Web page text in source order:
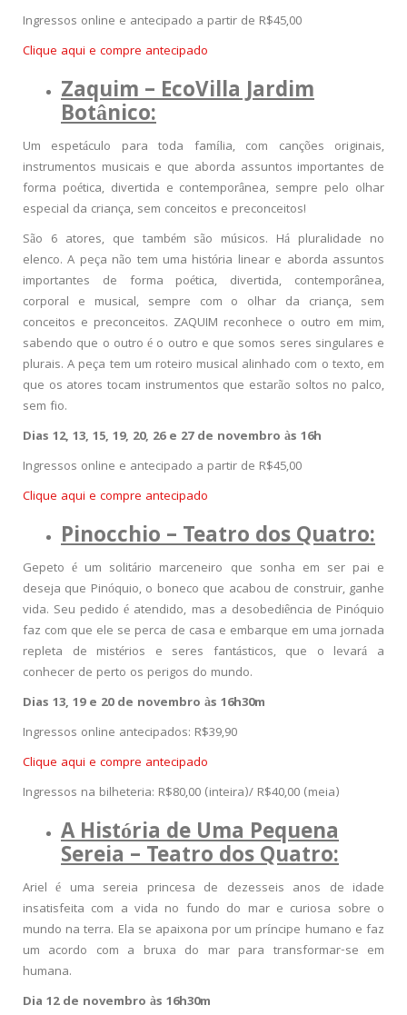
Ingressos online e antecipado a partir de R$45,00
Clique aqui e compre antecipado
Zaquim –EcoVilla Jardim
Botânico:
Um espetáculo para toda família, com canções originais,
instrumentos musicais e que aborda assuntos importantes de
forma poética, divertida e contemporânea, sempre pelo olhar
especial da criança, sem conceitos e preconceitos!
São 6 atores, que também são músicos. Há pluralidade no
elenco. A peça não tem uma história linear e aborda assuntos
importantes de forma poética, divertida, contemporânea,
corporal e musical, sempre com o olhar da criança, sem
conceitos e preconceitos. ZAQUIM reconhece o outro em mim,
sabendo que o outro é o outro e que somos seres singulares e
plurais. A peça tem um roteiro musical alinhado com o texto, em
que os atores tocam instrumentos que estarão soltos no palco,
sem fio.
Dias 12, 13, 15, 19, 20, 26 e 27 de novembro às 16h
Ingressos online e antecipado a partir de R$45,00
Clique aqui e compre antecipado
Pinocchio – Teatro dos Quatro:
Gepeto é um solitário marceneiro que sonha em ser pai e
deseja que Pinóquio, o boneco que acabou de construir, ganhe
vida. Seu pedido é atendido, mas a desobediência de Pinóquio
faz com que ele se perca de casa e embarque em uma jornada
repleta de mistérios e seres fantásticos, que o levará a
conhecer de perto os perigos do mundo.
Dias 13, 19 e 20 de novembro às 16h30m
Ingressos online antecipados: R$39,90
Clique aqui e compre antecipado
Ingressos na bilheteria: R$80,00 (inteira)/ R$40,00 (meia)
A História de Uma Pequena
Sereia – Teatro dos Quatro:
Ariel é uma sereia princesa de dezesseis anos de idade
insatisfeita com a vida no fundo do mar e curiosa sobre o
mundo na terra. Ela se apaixona por um príncipe humano e faz
um acordo com a bruxa do mar para transformar-se em
humana.
Dia 12 de novembro às 16h30m